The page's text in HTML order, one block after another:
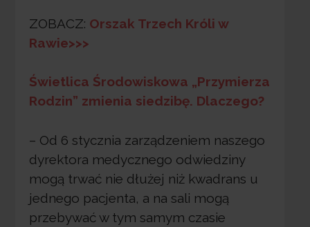
ZOBACZ: Orszak Trzech Króli w
Rawie>>>
Świetlica Środowiskowa „Przymierza
Rodzin” zmienia siedzibę. Dlaczego?
– Od 6 stycznia zarządzeniem naszego
dyrektora medycznego odwiedziny
mogą trwać nie dłużej niż kwadrans u
jednego pacjenta, a na sali mogą
przebywać w tym samym czasie